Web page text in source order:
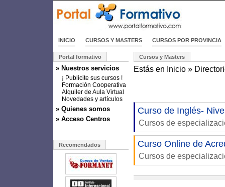
INICIO CURSOS Y MASTERS CURSOS POR PROVINCIA
Portal formativo
» Nuestros servicios
¡ Publicite sus cursos !
Formación Cooperativa
Alquiler de Aula Virtual
Novedades y artículos
» Quienes somos
» Acceso Centros
Recomendados
Cursos y Masters
Estás en Inicio »
Curso de Inglés-
Cursos de
Curso Online de
Cursos de